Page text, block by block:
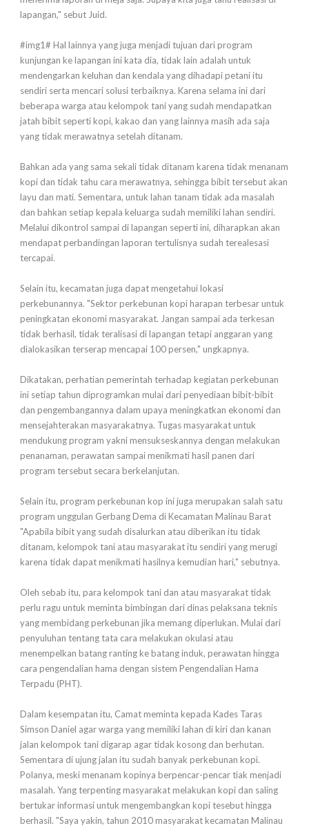
lapangan," sebut Juid.
#img1# Hal lainnya yang juga menjadi tujuan dari program
kunjungan ke lapangan ini kata dia, tidak lain adalah untuk
mendengarkan keluhan dan kendala yang dihadapi petani itu
sendiri serta mencari solusi terbaiknya. Karena selama ini dari
beberapa warga atau kelompok tani yang sudah mendapatkan
jatah bibit seperti kopi, kakao dan yang lainnya masih ada saja
yang tidak merawatnya setelah ditanam.
Bahkan ada yang sama sekali tidak ditanam karena tidak menanam
kopi dan tidak tahu cara merawatnya, sehingga bibit tersebut akan
layu dan mati. Sementara, untuk lahan tanam tidak ada masalah
dan bahkan setiap kepala keluarga sudah memiliki lahan sendiri.
Melalui dikontrol sampai di lapangan seperti ini, diharapkan akan
mendapat perbandingan laporan tertulisnya sudah terealesasi
tercapai.
Selain itu, kecamatan juga dapat mengetahui lokasi
perkebunannya. "Sektor perkebunan kopi harapan terbesar untuk
peningkatan ekonomi masyarakat. Jangan sampai ada terkesan
tidak berhasil, tidak teralisasi di lapangan tetapi anggaran yang
dialokasikan terserap mencapai 100 persen," ungkapnya.
Dikatakan, perhatian pemerintah terhadap kegiatan perkebunan
ini setiap tahun diprogramkan mulai dari penyediaan bibit-bibit
dan pengembangannya dalam upaya meningkatkan ekonomi dan
mensejahterakan masyarakatnya. Tugas masyarakat untuk
mendukung program yakni mensukseskannya dengan melakukan
penanaman, perawatan sampai menikmati hasil panen dari
program tersebut secara berkelanjutan.
Selain itu, program perkebunan kop ini juga merupakan salah satu
program unggulan Gerbang Dema di Kecamatan Malinau Barat
"Apabila bibit yang sudah disalurkan atau diberikan itu tidak
ditanam, kelompok tani atau masyarakat itu sendiri yang merugi
karena tidak dapat menikmati hasilnya kemudian hari," sebutnya.
Oleh sebab itu, para kelompok tani dan atau masyarakat tidak
perlu ragu untuk meminta bimbingan dari dinas pelaksana teknis
yang membidang perkebunan jika memang diperlukan. Mulai dari
penyuluhan tentang tata cara melakukan okulasi atau
menempelkan batang ranting ke batang induk, perawatan hingga
cara pengendalian hama dengan sistem Pengendalian Hama
Terpadu (PHT).
Dalam kesempatan itu, Camat meminta kepada Kades Taras
Simson Daniel agar warga yang memiliki lahan di kiri dan kanan
jalan kelompok tani digarap agar tidak kosong dan berhutan.
Sementara di ujung jalan itu sudah banyak perkebunan kopi.
Polanya, meski menanam kopinya berpencar-pencar tiak menjadi
masalah. Yang terpenting masyarakat melakukan kopi dan saling
bertukar informasi untuk mengembangkan kopi tesebut hingga
berhasil. "Saya yakin, tahun 2010 masyarakat kecamatan Malinau